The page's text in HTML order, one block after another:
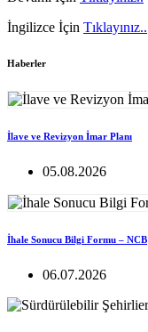
İngilizce İçin Tıklayınız..
Haberler
İlave ve Revizyon İmar Planı
05.08.2026
İhale Sonucu Bilgi Formu – NCB
06.07.2026